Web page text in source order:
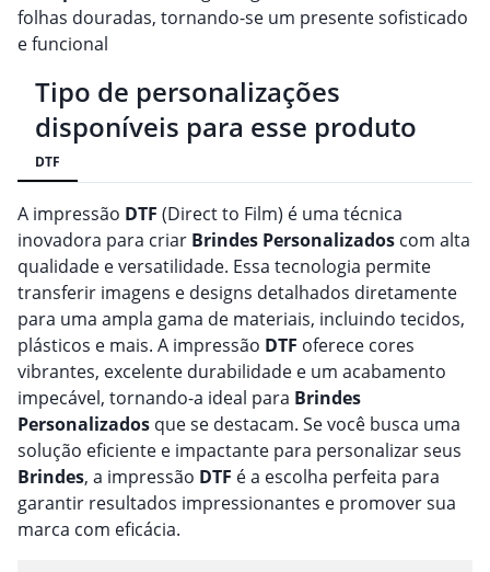
folhas douradas, tornando-se um presente sofisticado
e funcional
Tipo de personalizações
disponíveis para esse produto
DTF
A impressão DTF (Direct to Film) é uma técnica
inovadora para criar Brindes Personalizados com alta
qualidade e versatilidade. Essa tecnologia permite
transferir imagens e designs detalhados diretamente
para uma ampla gama de materiais, incluindo tecidos,
plásticos e mais. A impressão DTF oferece cores
vibrantes, excelente durabilidade e um acabamento
impecável, tornando-a ideal para Brindes
Personalizados que se destacam. Se você busca uma
solução eficiente e impactante para personalizar seus
Brindes, a impressão DTF é a escolha perfeita para
garantir resultados impressionantes e promover sua
marca com eficácia.